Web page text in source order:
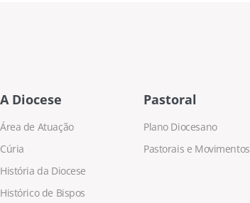
A Diocese
Área de Atuação
Cúria
História da Diocese
Histórico de Bispos
Pastoral
Plano Diocesano
Pastorais e Movimentos